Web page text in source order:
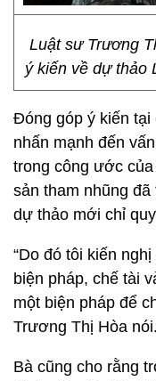
Luật sư Trương
ý kiến về dự thảo
Đóng góp ý kiến
nhấn mạnh đến
trong công ước
sản tham nhũng
dự thảo mới chỉ
“Do đó tôi kiến
biện pháp, chế tài
một biện pháp để
Trương Thị Hòa nói.
Bà cũng cho rằng